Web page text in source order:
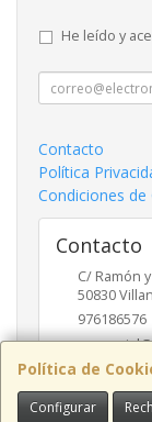
Política de
Configurar
He leído y
Contacto
Política
Condiciones de
Contacto
C/ Ramón
50830
976186576